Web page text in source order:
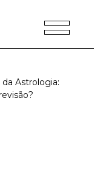
da Astrologia: